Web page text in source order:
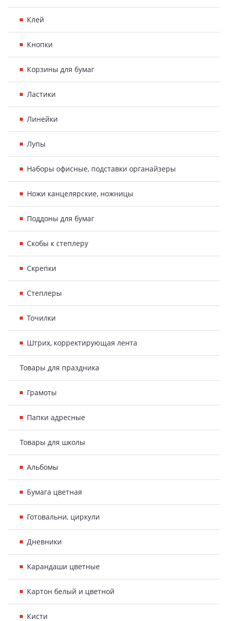
Клей
Кнопки
Корзины для бумаг
Ластики
Линейки
Лупы
Наборы офисные, подставки органайзеры
Ножи канцелярские, ножницы
Поддоны для бумаг
Скобы к степлеру
Скрепки
Степлеры
Точилки
Штрих, корректирующая лента
Товары для праздника
Грамоты
Папки адресные
Товары для школы
Альбомы
Бумага цветная
Готовальни, циркули
Дневники
Карандаши цветные
Картон белый и цветной
Кисти